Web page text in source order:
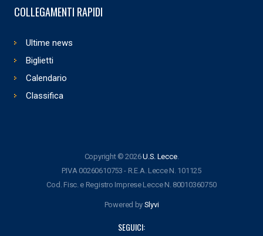
COLLEGAMENTI RAPIDI
Ultime news
Biglietti
Calendario
Classifica
Copyright © 2026U.S. Lecce.
P.IVA 00260610753 - R.E.A. Lecce N. 101125
Cod. Fisc. e Registro Imprese Lecce N. 80010360750
Powered by Slyvi
SEGUICI: